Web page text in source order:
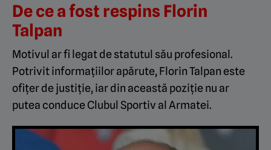
De ce a fost respins Florin
Talpan
Motivul ar fi legat de statutul său profesional.
Potrivit informațiilor apărute, Florin Talpan este
ofițer de justiție, iar din această poziție nu ar
putea conduce Clubul Sportiv al Armatei.